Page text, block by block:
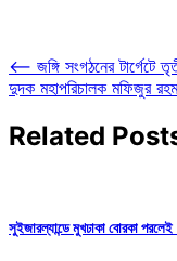
Post
navigation
⟵ জঙ্গি সংগঠনের টার্গেটে
দুদক মহাপরিচালক মফিজুর
Related
সুইজারল্যান্ডে মুখঢাকা বোরকা পরলেই